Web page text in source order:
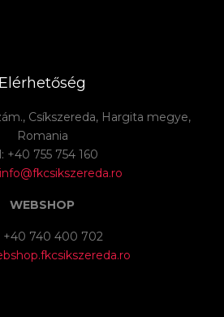
Elérhetőség
Csíkszereda, Hargita megye,
Romania
+40 755 754 160
info@fkcsikszereda.ro
WEBSHOP
+40 740 400 702